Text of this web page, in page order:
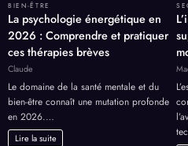
BIEN-ÊTRE
La psychologie énergétique en
2026 : Comprendre et pratiquer
ces thérapies brèves
Claude
Le domaine de la santé mentale et du
bien-être connaît une mutation profonde
en 2026.…
Lire la suite